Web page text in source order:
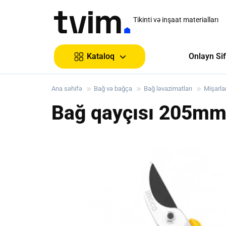
Tikinti və inşaat materialları
Kataloq Onlayn
Ana səhifə Bağ və bağça Bağ ləvazimatları
Bağ qayçısı